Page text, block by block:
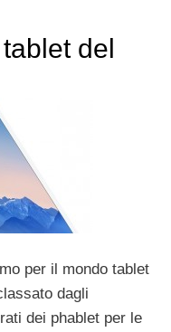
del
per il mondo tablet
dagli
dei phablet per le